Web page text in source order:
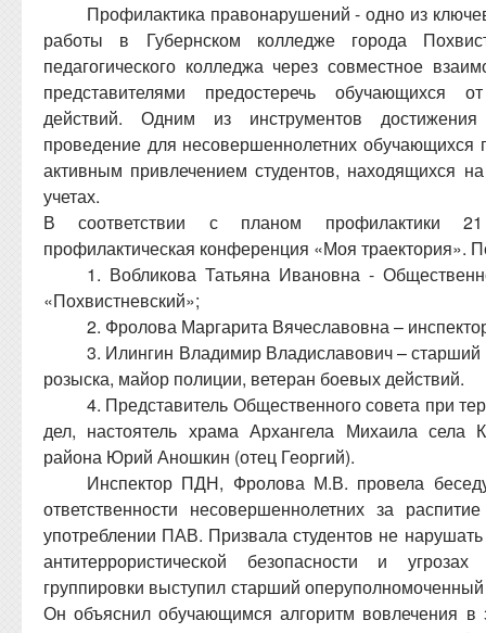
Профилактика правонарушений - одно из
работы в Губернском колледже города
педагогического колледжа через совместное
представителями предостеречь обучающихся
действий. Одним из инструментов
проведение для несовершеннолетних обучающихся
активным привлечением студентов, находящихся
учетах.
В соответствии с планом профилактики
профилактическая конференция «Моя траектория».
1. Вобликова Татьяна Ивановна -
«Похвистневский»;
2. Фролова Маргарита Вячеславовна –
3. Илингин Владимир Владиславович –
розыска, майор полиции, ветеран боевых действий.
4. Представитель Общественного совета при
дел, настоятель храма Архангела Михаила села
района Юрий Аношкин (отец Георгий).
Инспектор ПДН, Фролова М.В. провела
ответственности несовершеннолетних за
употреблении ПАВ. Призвала студентов не
антитеррористической безопасности и
группировки выступил старший
Он объяснил обучающимся алгоритм вовлечения